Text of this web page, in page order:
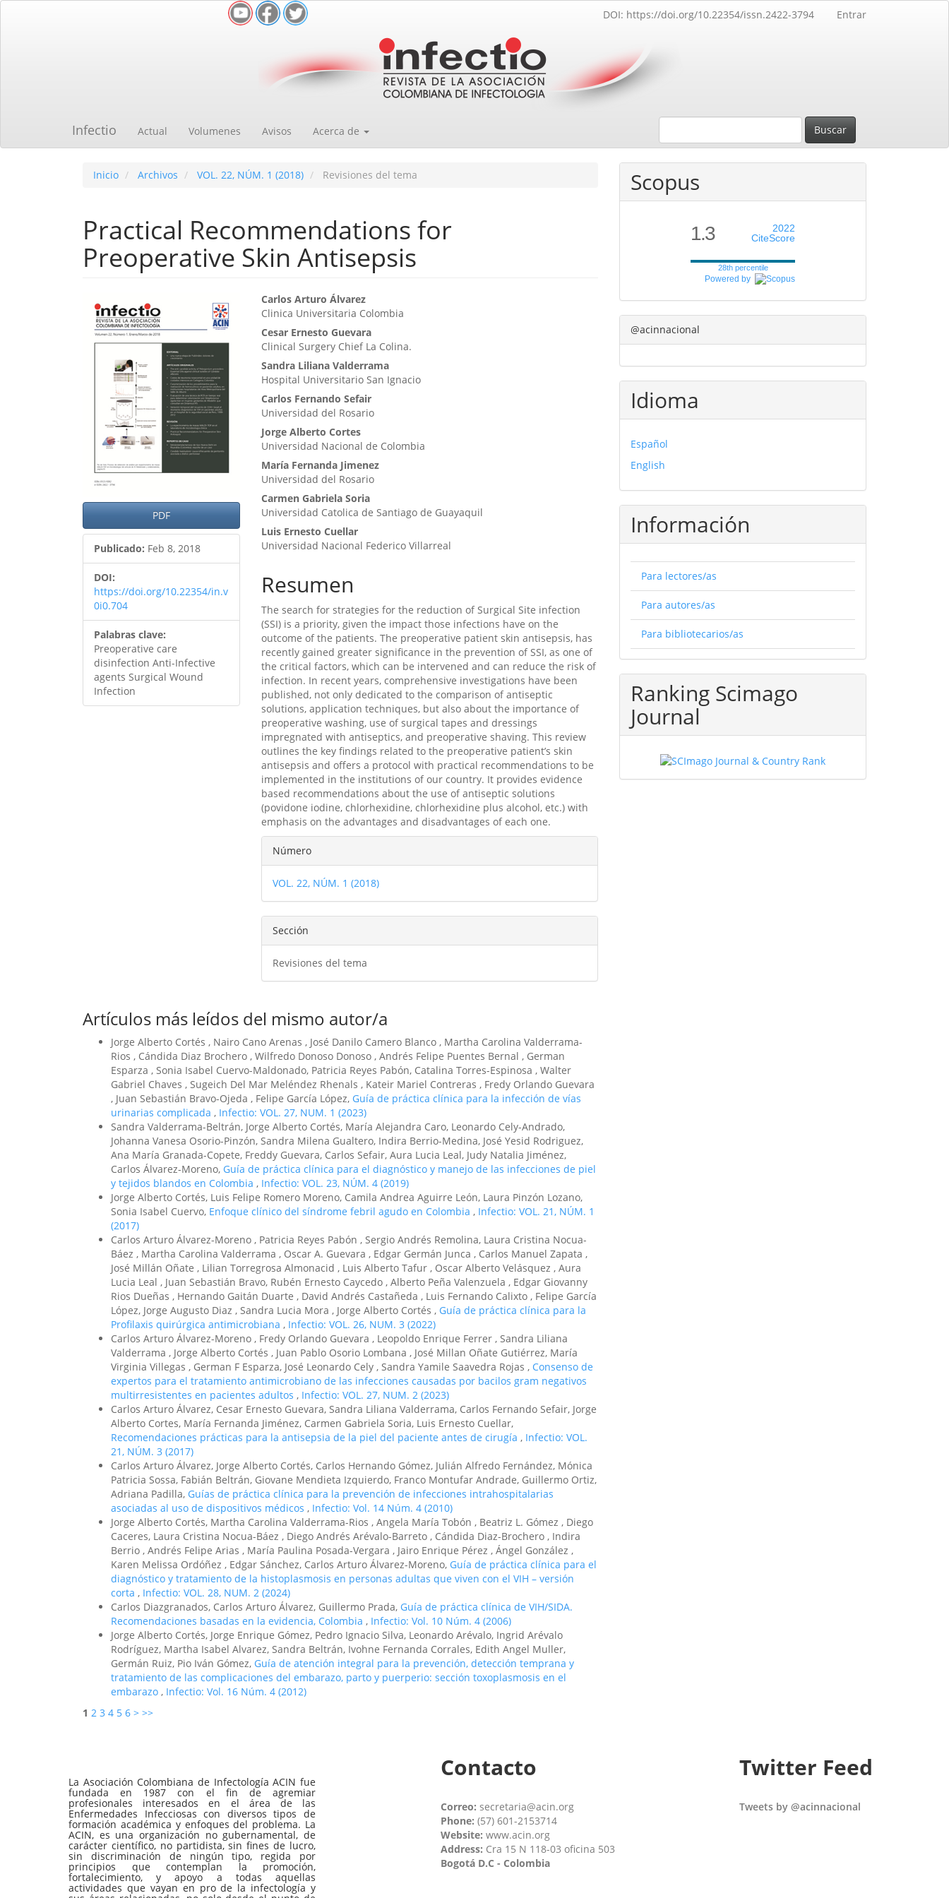
DOI: https://doi.org/10.22354/issn.2422-3794 Entrar
Infectio Actual Volumenes Avisos Acerca de Buscar
Inicio Archivos VOL. 22, NÚM. 1 (2018) Revisiones del tema
Practical Recommendations for
Preoperative Skin Antisepsis
Barra
lateral
del
artículo
PDF
Publicado: Feb 8, 2018
DOI:
https://doi.org/10.22354/in.v
0i0.704
Palabras clave:
Preoperative care
disinfection Anti-Infective
agents Surgical Wound
Infection
Contenido
principal
del
artículo
Carlos Arturo Álvarez
Clinica Universitaria Colombia
Cesar Ernesto Guevara
Clinical Surgery Chief La Colina.
Sandra Liliana Valderrama
Hospital Universitario San Ignacio
Carlos Fernando Sefair
Universidad del Rosario
Jorge Alberto Cortes
Universidad Nacional de Colombia
María Fernanda Jimenez
Universidad del Rosario
Carmen Gabriela Soria
Universidad Catolica de Santiago de Guayaquil
Luis Ernesto Cuellar
Universidad Nacional Federico Villarreal
Resumen
The search for strategies for the reduction of Surgical Site infection
(SSI) is a priority, given the impact those infections have on the
outcome of the patients. The preoperative patient skin antisepsis, has
recently gained greater significance in the prevention of SSI, as one of
the critical factors, which can be intervened and can reduce the risk of
infection. In recent years, comprehensive investigations have been
published, not only dedicated to the comparison of antiseptic
solutions, application techniques, but also about the importance of
preoperative washing, use of surgical tapes and dressings
impregnated with antiseptics, and preoperative shaving. This review
outlines the key findings related to the preoperative patient’s skin
antisepsis and offers a protocol with practical recommendations to be
implemented in the institutions of our country. It provides evidence
based recommendations about the use of antiseptic solutions
(povidone iodine, chlorhexidine, chlorhexidine plus alcohol, etc.) with
emphasis on the advantages and disadvantages of each one.
Detalles
del
artículo
Número
VOL. 22, NÚM. 1 (2018)
Sección
Revisiones del tema
Artículos más leídos del mismo autor/a
Jorge Alberto Cortés , Nairo Cano Arenas , José Danilo Camero Blanco , Martha Carolina Valderrama-
Rios , Cándida Diaz Brochero , Wilfredo Donoso Donoso , Andrés Felipe Puentes Bernal , German
Esparza , Sonia Isabel Cuervo-Maldonado, Patricia Reyes Pabón, Catalina Torres-Espinosa , Walter
Gabriel Chaves , Sugeich Del Mar Meléndez Rhenals , Kateir Mariel Contreras , Fredy Orlando Guevara
, Juan Sebastián Bravo-Ojeda , Felipe García López, Guía de práctica clínica para la infección de vías
urinarias complicada , Infectio: VOL. 27, NUM. 1 (2023)
Sandra Valderrama-Beltrán, Jorge Alberto Cortés, María Alejandra Caro, Leonardo Cely-Andrado,
Johanna Vanesa Osorio-Pinzón, Sandra Milena Gualtero, Indira Berrio-Medina, José Yesid Rodriguez,
Ana María Granada-Copete, Freddy Guevara, Carlos Sefair, Aura Lucia Leal, Judy Natalia Jiménez,
Carlos Álvarez-Moreno, Guía de práctica clínica para el diagnóstico y manejo de las infecciones de piel
y tejidos blandos en Colombia , Infectio: VOL. 23, NÚM. 4 (2019)
Jorge Alberto Cortés, Luis Felipe Romero Moreno, Camila Andrea Aguirre León, Laura Pinzón Lozano,
Sonia Isabel Cuervo, Enfoque clínico del síndrome febril agudo en Colombia , Infectio: VOL. 21, NÚM. 1
(2017)
Carlos Arturo Álvarez-Moreno , Patricia Reyes Pabón , Sergio Andrés Remolina, Laura Cristina Nocua-
Báez , Martha Carolina Valderrama , Oscar A. Guevara , Edgar Germán Junca , Carlos Manuel Zapata ,
José Millán Oñate , Lilian Torregrosa Almonacid , Luis Alberto Tafur , Oscar Alberto Velásquez , Aura
Lucia Leal , Juan Sebastián Bravo, Rubén Ernesto Caycedo , Alberto Peña Valenzuela , Edgar Giovanny
Rios Dueñas , Hernando Gaitán Duarte , David Andrés Castañeda , Luis Fernando Calixto , Felipe García
López, Jorge Augusto Diaz , Sandra Lucia Mora , Jorge Alberto Cortés , Guía de práctica clínica para la
Profilaxis quirúrgica antimicrobiana , Infectio: VOL. 26, NUM. 3 (2022)
Carlos Arturo Álvarez-Moreno , Fredy Orlando Guevara , Leopoldo Enrique Ferrer , Sandra Liliana
Valderrama , Jorge Alberto Cortés , Juan Pablo Osorio Lombana , José Millan Oñate Gutiérrez, María
Virginia Villegas , German F Esparza, José Leonardo Cely , Sandra Yamile Saavedra Rojas , Consenso de
expertos para el tratamiento antimicrobiano de las infecciones causadas por bacilos gram negativos
multirresistentes en pacientes adultos , Infectio: VOL. 27, NUM. 2 (2023)
Carlos Arturo Álvarez, Cesar Ernesto Guevara, Sandra Liliana Valderrama, Carlos Fernando Sefair, Jorge
Alberto Cortes, María Fernanda Jiménez, Carmen Gabriela Soria, Luis Ernesto Cuellar,
Recomendaciones prácticas para la antisepsia de la piel del paciente antes de cirugía , Infectio: VOL.
21, NÚM. 3 (2017)
Carlos Arturo Álvarez, Jorge Alberto Cortés, Carlos Hernando Gómez, Julián Alfredo Fernández, Mónica
Patricia Sossa, Fabián Beltrán, Giovane Mendieta Izquierdo, Franco Montufar Andrade, Guillermo Ortiz,
Adriana Padilla, Guías de práctica clínica para la prevención de infecciones intrahospitalarias
asociadas al uso de dispositivos médicos , Infectio: Vol. 14 Núm. 4 (2010)
Jorge Alberto Cortés, Martha Carolina Valderrama-Rios , Angela María Tobón , Beatriz L. Gómez , Diego
Caceres, Laura Cristina Nocua-Báez , Diego Andrés Arévalo-Barreto , Cándida Diaz-Brochero , Indira
Berrio , Andrés Felipe Arias , María Paulina Posada-Vergara , Jairo Enrique Pérez , Ángel González ,
Karen Melissa Ordóñez , Edgar Sánchez, Carlos Arturo Álvarez-Moreno, Guía de práctica clínica para el
diagnóstico y tratamiento de la histoplasmosis en personas adultas que viven con el VIH – versión
corta , Infectio: VOL. 28, NUM. 2 (2024)
Carlos Diazgranados, Carlos Arturo Álvarez, Guillermo Prada, Guía de práctica clínica de VIH/SIDA.
Recomendaciones basadas en la evidencia, Colombia , Infectio: Vol. 10 Núm. 4 (2006)
Jorge Alberto Cortés, Jorge Enrique Gómez, Pedro Ignacio Silva, Leonardo Arévalo, Ingrid Arévalo
Rodríguez, Martha Isabel Alvarez, Sandra Beltrán, Ivohne Fernanda Corrales, Edith Angel Muller,
Germán Ruiz, Pio Iván Gómez, Guía de atención integral para la prevención, detección temprana y
tratamiento de las complicaciones del embarazo, parto y puerperio: sección toxoplasmosis en el
embarazo , Infectio: Vol. 16 Núm. 4 (2012)
1 2 3 4 5 6 > >>
Scopus
1.3
2022
CiteScore
28th percentile
Powered by
@acinnacional
Idioma
Español
English
Información
Para lectores/as
Para autores/as
Para bibliotecarios/as
Ranking Scimago
Journal
La Asociación Colombiana de Infectología ACIN fue
fundada en 1987 con el fin de agremiar
profesionales interesados en el área de las
Enfermedades Infecciosas con diversos tipos de
formación académica y enfoques del problema. La
ACIN, es una organización no gubernamental, de
carácter científico, no partidista, sin fines de lucro,
sin discriminación de ningún tipo, regida por
principios que contemplan la promoción,
fortalecimiento, y apoyo a todas aquellas
actividades que vayan en pro de la infectología y
Contacto
Correo: secretaria@acin.org
Phone: (57) 601-2153714
Website: www.acin.org
Address: Cra 15 N 118-03 oficina 503
Bogotá D.C - Colombia
Twitter Feed
Tweets by @acinnacional